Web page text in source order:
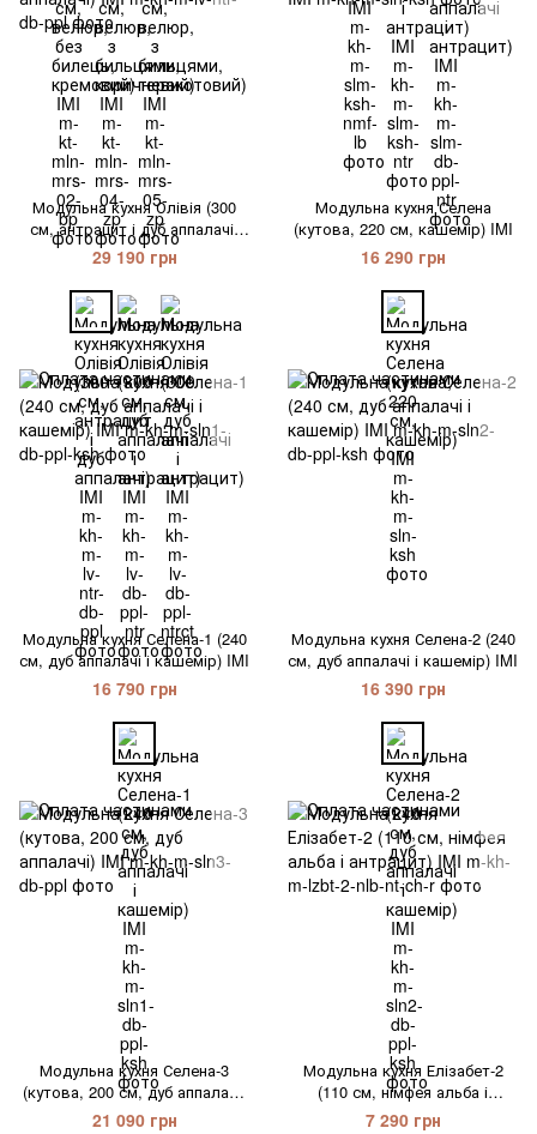
Модульна кухня Олівія (300
см, антрацит і дуб аппалачі)
IMI
29 190 грн
Модульна кухня Селена
(кутова, 220 см, кашемір) IMI
16 290 грн
Модульна кухня Селена-1 (240
см, дуб аппалачі і кашемір) IMI
16 790 грн
Модульна кухня Селена-2 (240
см, дуб аппалачі і кашемір) IMI
16 390 грн
Модульна кухня Селена-3
(кутова, 200 см, дуб аппалачі)
IMI
21 090 грн
Модульна кухня Елізабет-2
(110 см, німфея альба і
антрацит) IMI
7 290 грн